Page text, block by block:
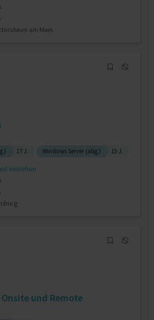
am Main
17 J. Windows Server (allg.) 15 J.
einsehen
und Remote